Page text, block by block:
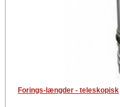
Forings-længder - teleskopisk